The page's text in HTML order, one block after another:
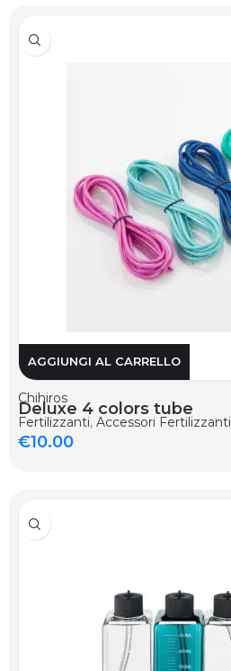
AGGIUNGI AL CARRELLO
Chihiros
Deluxe 4 colors tube
Fertilizzanti, Accessori Fertilizzanti
€10.00